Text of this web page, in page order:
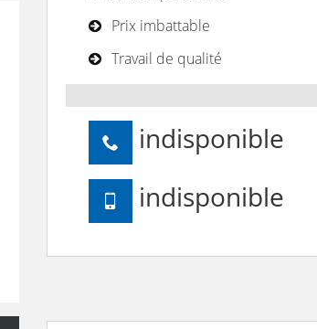
Prix imbattable
Travail de qualité
indisponible
indisponible